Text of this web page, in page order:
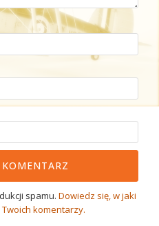
spamu. Dowiedz się, w jaki
komentarzy.